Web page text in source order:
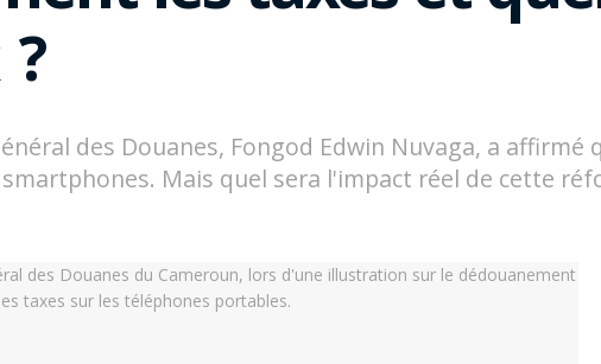
des Douanes, Fongod Edwin Nuvaga, a
Mais quel sera l'impact réel de cette